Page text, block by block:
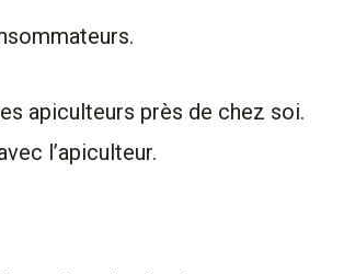
apiculteurs près de chez soi.
l’apiculteur.